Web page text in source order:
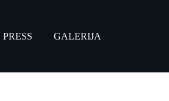
PRESS GALERIJA